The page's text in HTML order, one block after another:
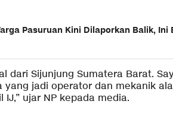
Pasuruan Kini Dilaporkan Balik, Ini
dari Sijunjung Sumatera Barat.
jadi operator dan mekanik
ujar NP kepada media.